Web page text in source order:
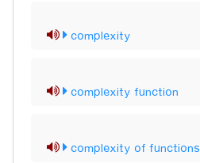
complexity
complexity function
complexity of functions